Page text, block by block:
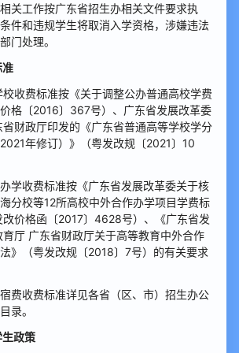
关工作按广东省招生办相关文件要求执
件和违规学生将取消入学资格，涉嫌违法
门处理。
准
收费标准按《关于调整公办普通高校学费
格〔2016〕367号）、广东省发展改革委
财政厅印发的《广东省普通高等学校学分
年修订）》（粤发改规〔2021〕10
学收费标准按《广东省发展改革委关于核
分校等12所高校中外合作办学项目学费标
价格函〔2017〕4628号）、《广东省发
厅 广东省财政厅关于高等教育中外合作
》（粤发改规〔2018〕7号）的有关要求
费收费标准详见各省（区、市）招生办公
录。
政策